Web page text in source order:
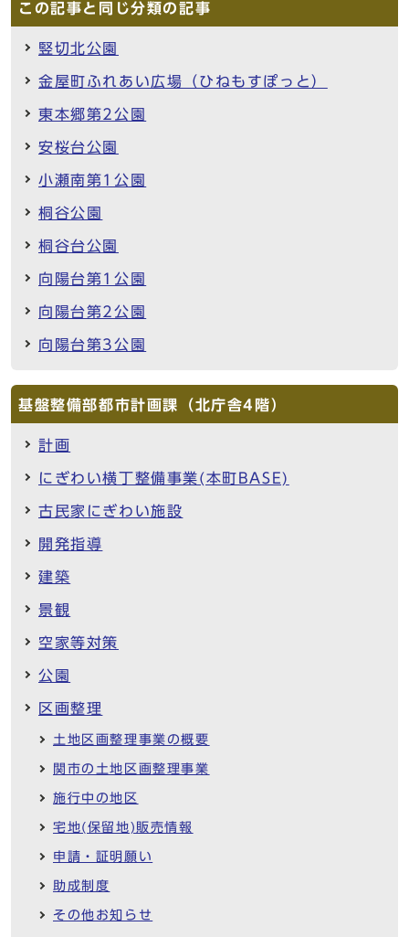
この記事と同じ分類の記事
竪切北公園
金屋町ふれあい広場（ひねもすぽっと）
東本郷第2公園
安桜台公園
小瀬南第1公園
桐谷公園
桐谷台公園
向陽台第1公園
向陽台第2公園
向陽台第3公園
基盤整備部都市計画課（北庁舎4階）
計画
にぎわい横丁整備事業(本町BASE)
古民家にぎわい施設
開発指導
建築
景観
空家等対策
公園
区画整理
土地区画整理事業の概要
関市の土地区画整理事業
施行中の地区
宅地(保留地)販売情報
申請・証明願い
助成制度
その他お知らせ